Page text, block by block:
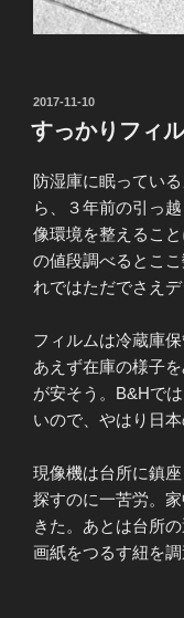
投
稿
日:
2017-11-10
すっかりフィ
防湿庫に眠ってい
ら、３年前の引っ
像環境を整えるこ
の値段調べるとこ
れではただでさえ
フィルムは冷蔵庫
あえず在庫の様子
が安そう。B&Hで
いので、やはり日
現像機は台所に鎮
探すのに一苦労。
きた。あとは台所
画紙をつるす紐を調